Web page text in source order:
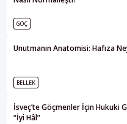
GÖÇ
Unutmanın Anatomisi: Hafıza
BELLEK
İsveç’te Göçmenler İçin Hukuki
“İyi Hâl”